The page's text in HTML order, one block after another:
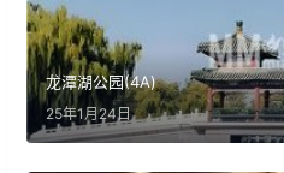
龙潭湖公园(4A)
25年1月24日